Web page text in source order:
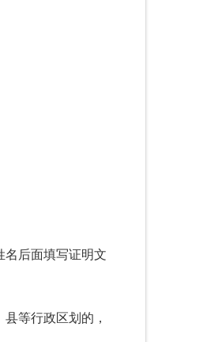
名后面填写证明文
等行政区划的，